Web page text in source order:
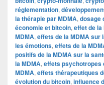
réglementation,
la thérapie par MDMA, dosage
économie et bitcoin, effet de la
MDMA, effets de la MDMA sur
les émotions, effets de la
positifs de la MDMA sur la
la MDMA, effets psychotropes
MDMA, effets thérapeutiques
évolution du bitcoin, influence